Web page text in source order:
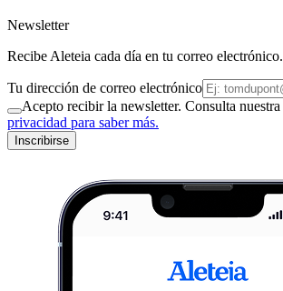
Newsletter
Recibe Aleteia cada día en tu correo electrónico.
Tu dirección de correo electrónico
Acepto recibir la newsletter. Consulta nuestra
privacidad para saber más.
Inscribirse